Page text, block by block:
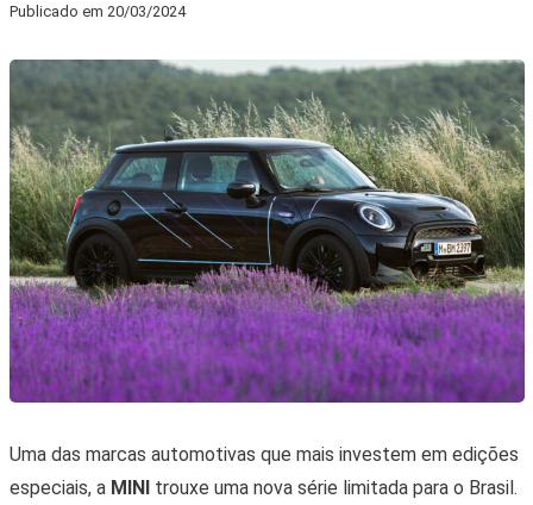
Publicado em 20/03/2024
Uma das marcas automotivas que mais investem em edições
especiais, a MINI
trouxe uma nova série limitada para o Brasil.